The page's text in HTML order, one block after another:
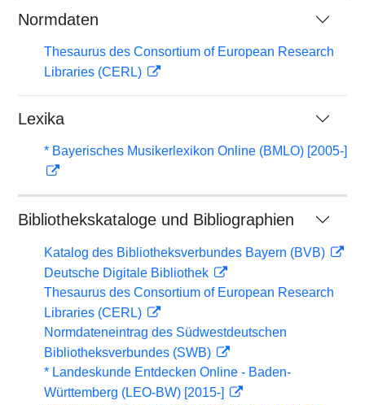
Normdaten
Thesaurus des Consortium of European Research
Libraries (CERL)
Lexika
* Bayerisches Musikerlexikon Online (BMLO) [2005-]
Bibliothekskataloge und Bibliographien
Katalog des Bibliotheksverbundes Bayern (BVB)
Deutsche Digitale Bibliothek
Thesaurus des Consortium of European Research
Libraries (CERL)
Normdateneintrag des Südwestdeutschen
Bibliotheksverbundes (SWB)
* Landeskunde Entdecken Online - Baden-
Württemberg (LEO-BW) [2015-]